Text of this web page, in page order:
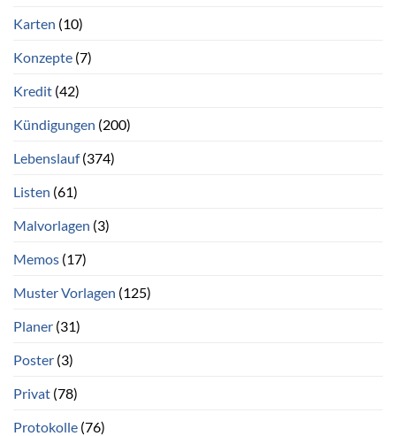
Karten (10)
Konzepte (7)
Kredit (42)
Kündigungen (200)
Lebenslauf(374)
Listen (61)
Malvorlagen (3)
Memos (17)
Muster Vorlagen (125)
Planer (31)
Poster (3)
Privat (78)
Protokolle (76)